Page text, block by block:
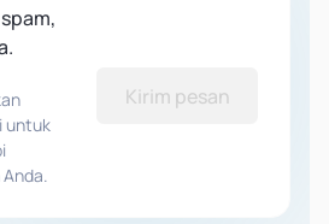
untuk
Kirim pesan